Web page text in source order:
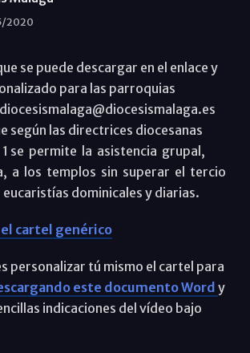
2020
se puede descargar en el enlace y
para las parroquias
según las directrices diocesanas
se permite la asistencia grupal,
a los templos sin superar el tercio
dominicales y diarias.
el cartel genérico
personalizar tú mismo el cartel para
este documento Word y
indicaciones del vídeo bajo